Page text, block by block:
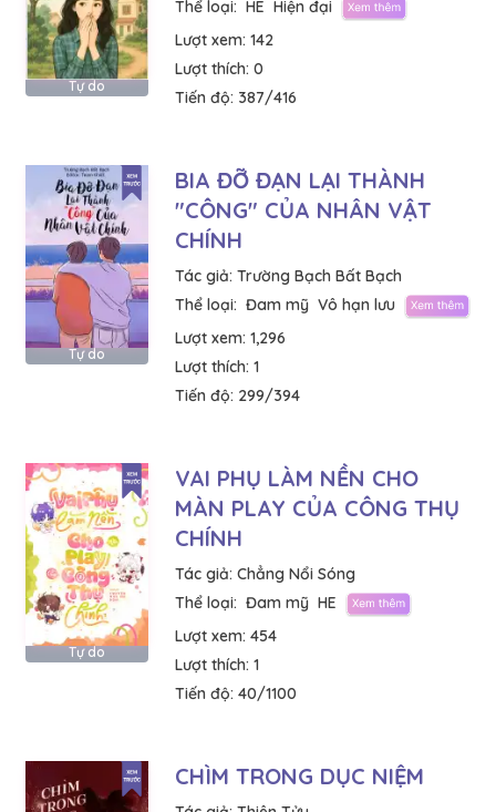
Tự do
Thể loại: HE Hiện đại
Lượt xem: 142
Lượt thích: 0
Tiến độ: 387/416
Tự do
BIA ĐỠ ĐẠN LẠI THÀNH
"CÔNG" CỦA NHÂN VẬT
CHÍNH
Tác giả: Trường Bạch Bất Bạch
Thể loại: Đam mỹ Vô hạn lưu
Lượt xem: 1,296
Lượt thích: 1
Tiến độ: 299/394
Tự do
VAI PHỤ LÀM NỀN CHO
MÀN PLAY CỦA CÔNG THỤ
CHÍNH
Tác giả: Chẳng Nổi Sóng
Thể loại: Đam mỹ HE
Lượt xem: 454
Lượt thích: 1
Tiến độ: 40/1100
CHÌM TRONG DỤC NIỆM